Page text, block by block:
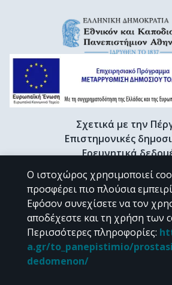
Σχετικά με την
Επιστημονικές
Ερευνητικά
Διδακτορικές διατριβές &
Προφίλ
CC BY-
Εκτός αν αναφέρεται διαφορετικά, το υλικό
Ο ιστοχώρος χρησιμοποιεί
προσφέρει πιο πλούσια
Εφόσον συνεχίσετε να τον
αποδέχεστε και τη χρήση των
Περισσότερες πληροφορίες:
a.gr/to_panepistimio/
dedomenon/